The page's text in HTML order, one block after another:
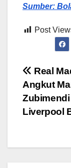
Sumber:
Post
Post
Real
Angkut
Liverpool